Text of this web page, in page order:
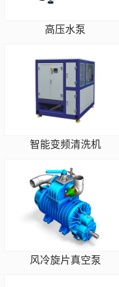
高压水泵
智能变频清洗机
风冷旋片真空泵